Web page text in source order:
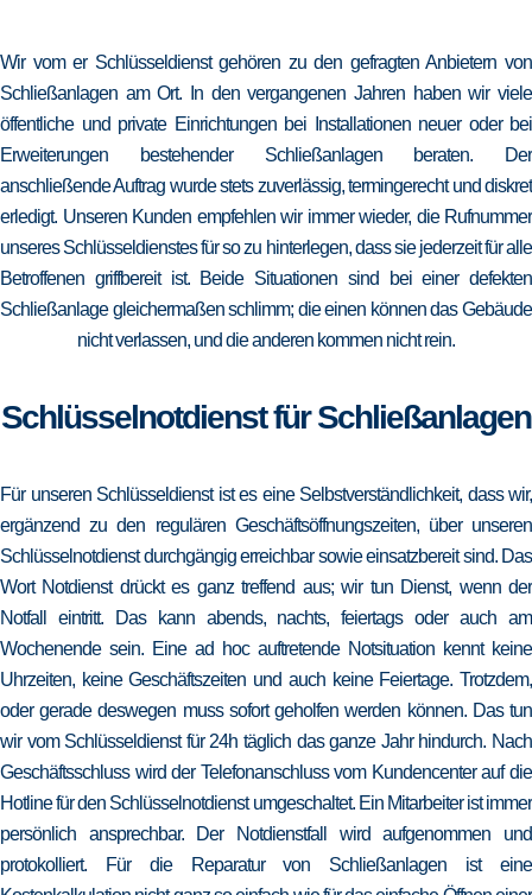
Wir vom er Schlüsseldienst gehören zu den gefragten Anbietern von
Schließanlagen am Ort. In den vergangenen Jahren haben wir viele
öffentliche und private Einrichtungen bei Installationen neuer oder bei
Erweiterungen bestehender Schließanlagen beraten. Der
anschließende Auftrag wurde stets zuverlässig, termingerecht und diskret
erledigt. Unseren Kunden empfehlen wir immer wieder, die Rufnummer
unseres Schlüsseldienstes für so zu hinterlegen, dass sie jederzeit für alle
Betroffenen griffbereit ist. Beide Situationen sind bei einer defekten
Schließanlage gleichermaßen schlimm; die einen können das Gebäude
nicht verlassen, und die anderen kommen nicht rein.
Schlüsselnotdienst für Schließanlagen
Für unseren Schlüsseldienst ist es eine Selbstverständlichkeit, dass wir,
ergänzend zu den regulären Geschäftsöffnungszeiten, über unseren
Schlüsselnotdienst durchgängig erreichbar sowie einsatzbereit sind. Das
Wort Notdienst drückt es ganz treffend aus; wir tun Dienst, wenn der
Notfall eintritt. Das kann abends, nachts, feiertags oder auch am
Wochenende sein. Eine ad hoc auftretende Notsituation kennt keine
Uhrzeiten, keine Geschäftszeiten und auch keine Feiertage. Trotzdem,
oder gerade deswegen muss sofort geholfen werden können. Das tun
wir vom Schlüsseldienst für 24h täglich das ganze Jahr hindurch. Nach
Geschäftsschluss wird der Telefonanschluss vom Kundencenter auf die
Hotline für den Schlüsselnotdienst umgeschaltet. Ein Mitarbeiter ist immer
persönlich ansprechbar. Der Notdienstfall wird aufgenommen und
protokolliert. Für die Reparatur von Schließanlagen ist eine